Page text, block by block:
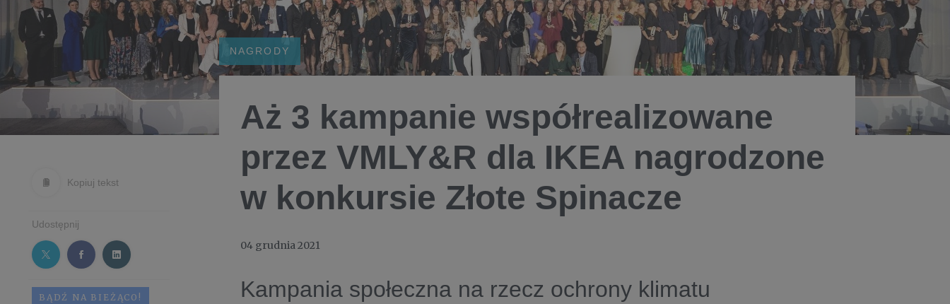
Kopiuj tekst
Udostępnij
BĄDŹ NA BIEŻĄCO!
NAGRODY
Aż 3 kampanie współrealizowane
przez VMLY&R dla IKEA nagrodzone
w konkursie Złote Spinacze
04 grudnia 2021
Kampania społeczna na rzecz ochrony klimatu